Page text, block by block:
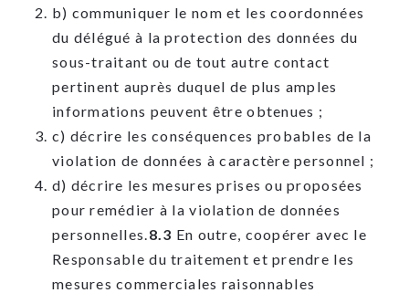
b) communiquer le nom et les coordonnées
du délégué à la protection des données du
sous-traitant ou de tout autre contact
pertinent auprès duquel de plus amples
informations peuvent être obtenues ;
c) décrire les conséquences probables de la
violation de données à caractère personnel ;
d) décrire les mesures prises ou proposées
pour remédier à la violation de données
personnelles. 8.3 En outre, coopérer avec le
Responsable du traitement et prendre les
mesures commerciales raisonnables